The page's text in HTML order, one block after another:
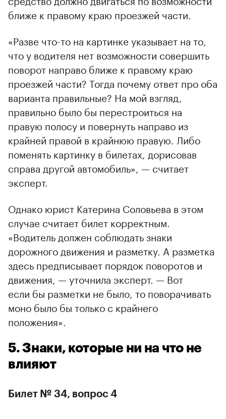
ближе к правому краю проезжей части.
«Разве что-то на картинке указывает на то,
что у водителя нет возможности совершить
поворот направо ближе к правому краю
проезжей части? Тогда почему ответ про оба
варианта правильные? На мой взгляд,
правильно было бы перестроиться на
правую полосу и повернуть направо из
крайней правой в крайнюю правую. Либо
поменять картинку в билетах, дорисовав
справа другой автомобиль», — считает
эксперт.
Однако юрист Катерина Соловьева в этом
случае считает билет корректным.
«Водитель должен соблюдать знаки
дорожного движения и разметку. А разметка
здесь предписывает порядок поворотов и
движения, — уточнила эксперт. — Вот
если бы разметки не было, то поворачивать
моно было бы только с крайнего
положения».
5. Знаки, которые ни на что не
влияют
Билет № 34, вопрос 4